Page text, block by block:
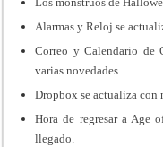
Alarmas y Reloj se
Correo y Calendario de
varias novedades.
Dropbox se actualiza con
Hora de regresar a Age
llegado.